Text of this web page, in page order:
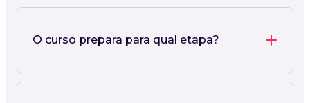
O curso prepara para qual etapa?